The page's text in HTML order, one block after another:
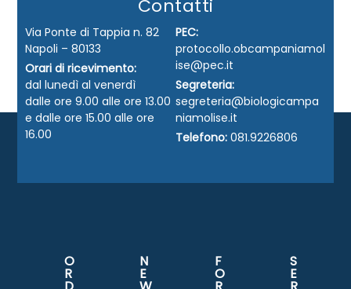
Contatti
Via Ponte di Tappia n. 82
Napoli – 80133
Orari di ricevimento:
dal lunedì al venerdì
dalle ore 9.00 alle ore 13.00
e dalle ore 15.00 alle ore
16.00
PEC:
protocollo.obcampaniamol
ise@pec.it
Segreteria:
segreteria@biologicampa
niamolise.it
Telefono: 081.9226806
O
R
N
E
F
O
S
E